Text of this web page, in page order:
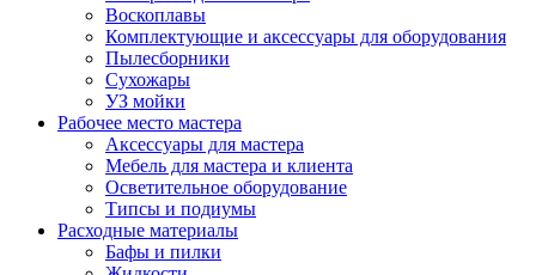
Воскоплавы
Комплектующие и аксессуары для оборудования
Пылесборники
Сухожары
УЗ мойки
Рабочее место мастера
Аксессуары для мастера
Мебель для мастера и клиента
Осветительное оборудование
Типсы и подиумы
Расходные материалы
Бафы и пилки